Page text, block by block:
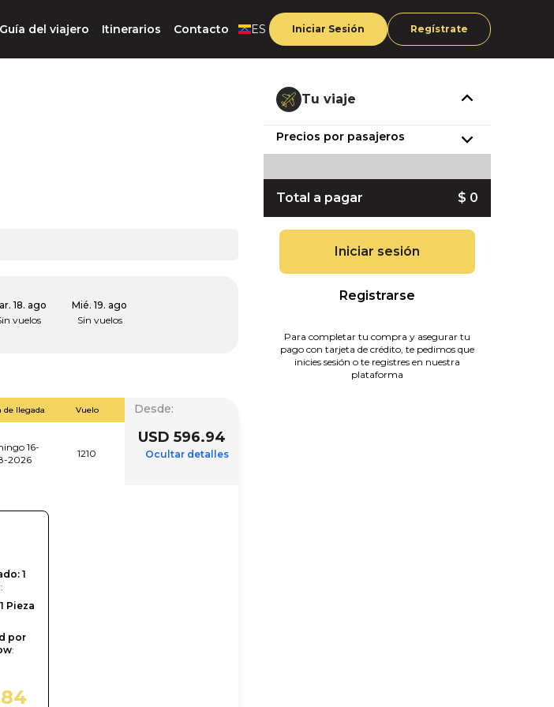
Guía del viajero Itinerarios Contacto ES Iniciar Sesión Regístrate
18. ago
vuelos
Mié. 19. ago
Sin vuelos
de llegada Vuelo
16-
2026
1210
Desde:
USD 596.94
Ocultar detalles
1
:
Pieza
por
:
Tu viaje
Precios por pasajeros
Total a pagar $ 0
Iniciar sesión
Registrarse
Para completar tu compra y asegurar tu
pago con tarjeta de crédito, te pedimos que
inicies sesión o te registres en nuestra
plataforma